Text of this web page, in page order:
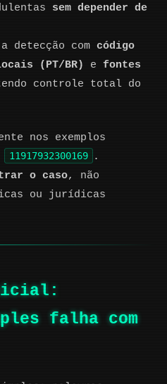
sem depender de
com código
(PT/BR) e fontes
controle total do
nos exemplos
11917932300169
.
o caso, não
ou jurídicas
falha com